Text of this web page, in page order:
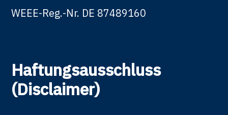
WEEE-Reg.-Nr. DE 87489160
Haftungsausschluss
(Disclaimer)